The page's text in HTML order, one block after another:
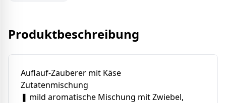
Produktbeschreibung
Auflauf-Zauberer mit Käse
Zutatenmischung
❚ mild aromatische Mischung mit Zwiebel,